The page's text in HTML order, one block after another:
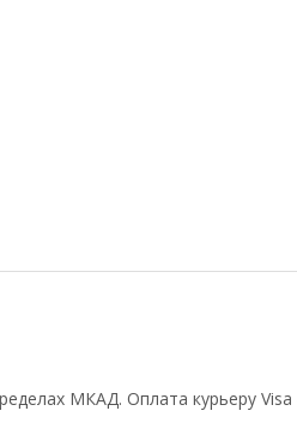
МКАД. Оплата курьеру